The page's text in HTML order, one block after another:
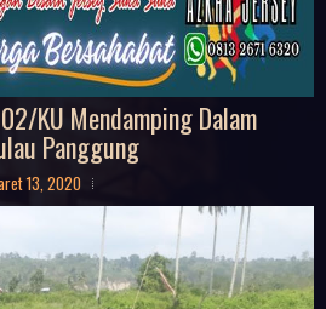
KU Mendamping Dalam
Panggung
13, 2020